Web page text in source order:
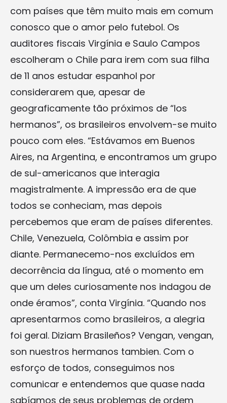
com países que têm muito mais em comum
conosco que o amor pelo futebol. Os
auditores fiscais Virgínia e Saulo Campos
escolheram o Chile para irem com sua filha
de 11 anos estudar espanhol por
considerarem que, apesar de
geograficamente tão próximos de “los
hermanos”, os brasileiros envolvem-se muito
pouco com eles. “Estávamos em Buenos
Aires, na Argentina, e encontramos um grupo
de sul-americanos que interagia
magistralmente. A impressão era de que
todos se conheciam, mas depois
percebemos que eram de países diferentes.
Chile, Venezuela, Colômbia e assim por
diante. Permanecemo-nos excluídos em
decorrência da língua, até o momento em
que um deles curiosamente nos indagou de
onde éramos”, conta Virgínia. “Quando nos
apresentarmos como brasileiros, a alegria
foi geral. Diziam Brasileños? Vengan, vengan,
son nuestros hermanos tambien. Com o
esforço de todos, conseguimos nos
comunicar e entendemos que quase nada
sabíamos de seus problemas de ordem